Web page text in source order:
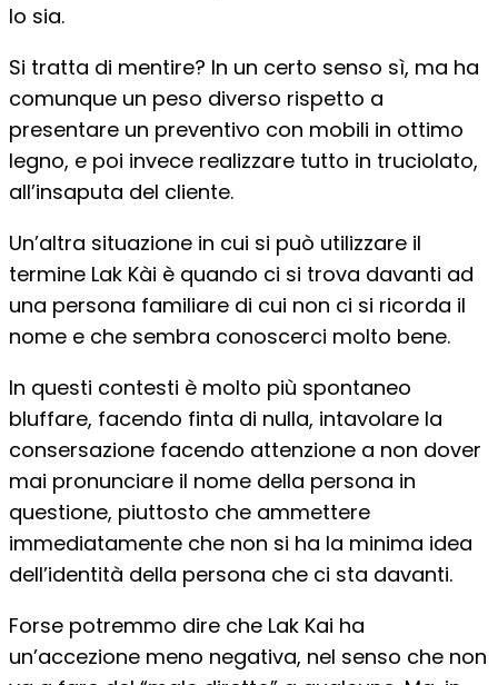
lo sia.
Si tratta di mentire? In un certo senso sì, ma ha
comunque un peso diverso rispetto a
presentare un preventivo con mobili in ottimo
legno, e poi invece realizzare tutto in truciolato,
all’insaputa del cliente.
Un’altra situazione in cui si può utilizzare il
termine Lak Kài è quando ci si trova davanti ad
una persona familiare di cui non ci si ricorda il
nome e che sembra conoscerci molto bene.
In questi contesti è molto più spontaneo
bluffare, facendo finta di nulla, intavolare la
consersazione facendo attenzione a non dover
mai pronunciare il nome della persona in
questione, piuttosto che ammettere
immediatamente che non si ha la minima idea
dell’identità della persona che ci sta davanti.
Forse potremmo dire che Lak Kai ha
un’accezione meno negativa, nel senso che non